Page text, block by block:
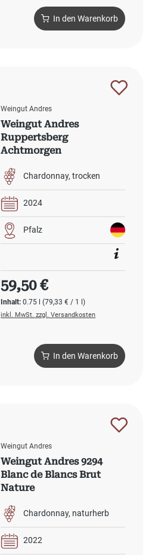
In den Warenkorb
Weingut Andres
Weingut Andres
Ruppertsberg
Achtmorgen
Chardonnay trocken
2024
Pfalz
Inhalt:0.75 l(79,33 € / 1 l)
Regulärer Preis:
59,50 €
inkl. MwSt. zzgl. Versandkosten
In den Warenkorb
Weingut Andres
Weingut Andres 9294
Blanc de Blancs Brut
Nature
Chardonnay naturherb
2022